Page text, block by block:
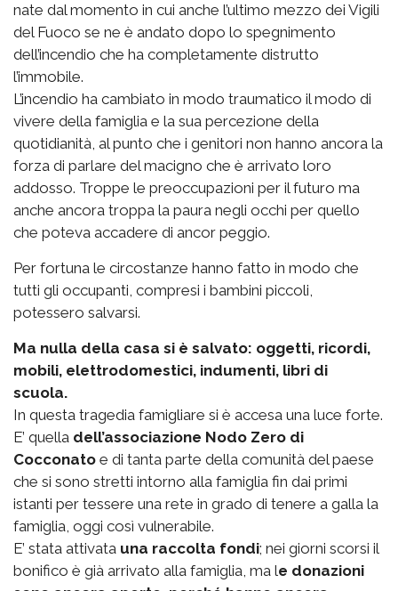
nate dal momento in cui anche l’ultimo mezzo dei Vigili
del Fuoco se ne è andato dopo lo spegnimento
dell’incendio che ha completamente distrutto
l’immobile.
L’incendio ha cambiato in modo traumatico il modo di
vivere della famiglia e la sua percezione della
quotidianità, al punto che i genitori non hanno ancora la
forza di parlare del macigno che è arrivato loro
addosso. Troppe le preoccupazioni per il futuro ma
anche ancora troppa la paura negli occhi per quello
che poteva accadere di ancor peggio.
Per fortuna le circostanze hanno fatto in modo che
tutti gli occupanti, compresi i bambini piccoli,
potessero salvarsi.
Ma nulla della casa si è salvato: oggetti, ricordi,
mobili, elettrodomestici, indumenti, libri di
scuola.
In questa tragedia famigliare si è accesa una luce forte.
E’ quella dell’associazione Nodo Zero di
Cocconato e di tanta parte della comunità del paese
che si sono stretti intorno alla famiglia fin dai primi
istanti per tessere una rete in grado di tenere a galla la
famiglia, oggi così vulnerabile.
E’ stata attivata una raccolta fondi; nei giorni scorsi il
bonifico è già arrivato alla famiglia, ma le donazioni